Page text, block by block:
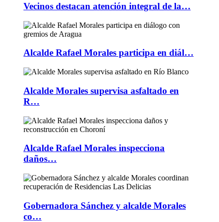
Vecinos destacan atención integral de la…
Alcalde Rafael Morales participa en diál…
Alcalde Morales supervisa asfaltado en
R…
Alcalde Rafael Morales inspecciona
daños…
Gobernadora Sánchez y alcalde Morales
co…